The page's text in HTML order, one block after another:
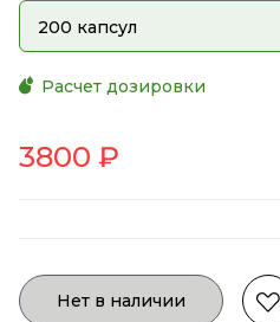
200 капсул
Расчет дозировки
3800 ₽
Нет в наличии